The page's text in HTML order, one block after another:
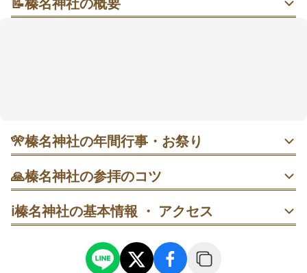
📝榛名神社の概要
う。JRの駅から歩ける立地もうれしいポイントです🍃
🎌榛名神社の年間行事・お祭り
1月1日 歳旦祭｜早朝に新年の祈りを捧げる神事。清々しい
空気のなかで一年の安全と平安を願えます（本年6:00頃か
ら）。
かな本殿で心新たに季節の始まりを迎えられます。
🙏榛名神社の参拝のコツ
随神門で一礼→手水舎で清める→拝殿へ進む、の順で歩く
と流れがスムーズです。
拝殿での参拝後に裏手へ回り、順番を守って石像に軽く触
れ一礼してから辞するのがおすすめです。
ℹ️榛名神社の基本情報 ・ アクセス